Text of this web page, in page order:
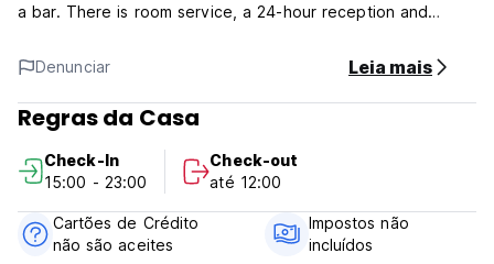
a bar. There is room service, a 24-hour reception and
The establishment is close to the Baquedano pedestrian
street, the Cavancha theme park and the Iquique Naval
Museum.
Hotel Velero Cavancha Policy and Condition:
Cancellation Policy: 2 days before arrival.In case of a late
cancellation or No Show, you will be charged the first night
of your stay.
Denunciar Leia mais
Regras da Casa
Check-In
15:00 - 23:00
Check-out
até 12:00
Cartões de Crédito
não são aceites
Impostos não
incluídos